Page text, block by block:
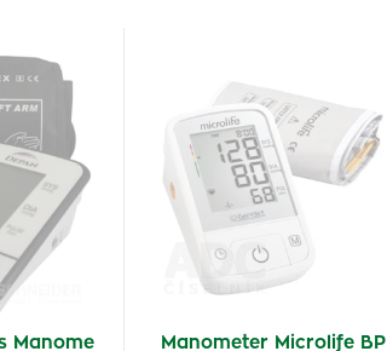
Manome
Manometer Microlife BP